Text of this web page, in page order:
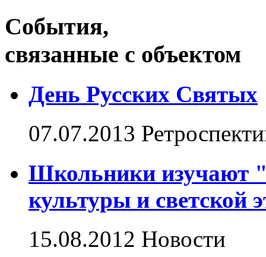
События,
связанные с объектом
День Русских Святых
07.07.2013
Школьники изучают
культуры и светской
15.08.2012 Новости